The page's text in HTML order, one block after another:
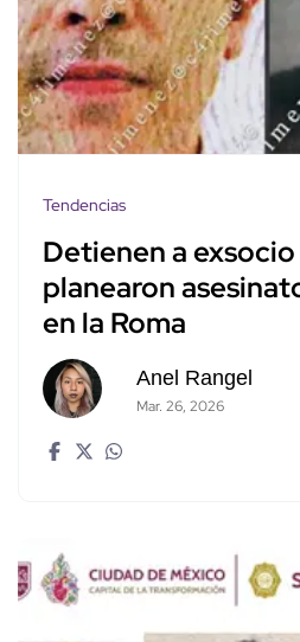
Tendencias
Detienen a
planearon
en la Roma
Anel Rangel
Mar. 26, 2026